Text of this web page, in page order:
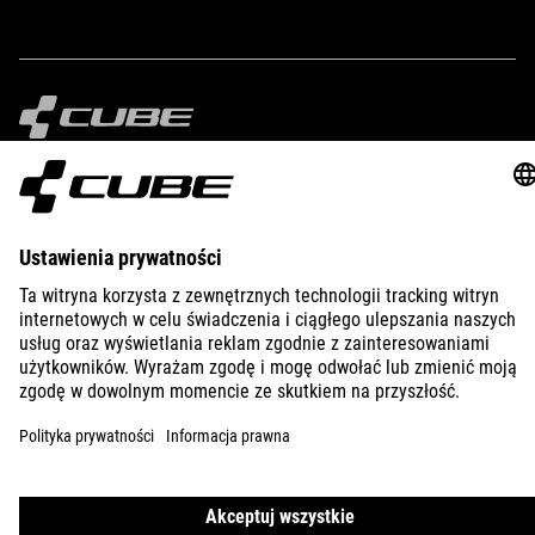
IMPRINT PRIVACY EU DATA ACT
POLAND FRANÇAIS
© 2026 Paramètres de confidentialité